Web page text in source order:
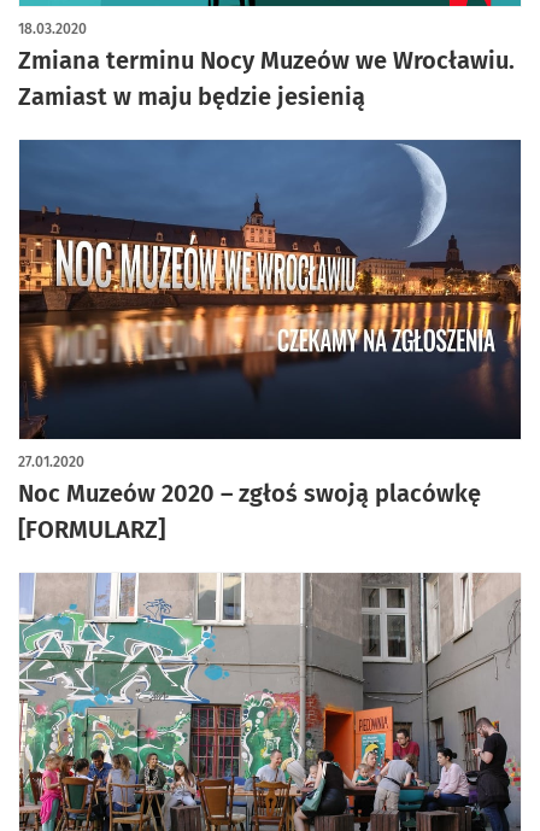
Zmiana terminu Nocy Muzeów we Wrocławiu.
Zamiast w maju będzie jesienią
18.03.2020
Noc Muzeów 2020 – zgłoś swoją placówkę
[FORMULARZ]
27.01.2020